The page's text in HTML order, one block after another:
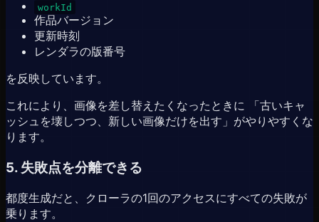
workId
作品バージョン
更新時刻
レンダラの版番号
を反映しています。
これにより、画像を差し替えたくなったときに 「古いキャ
ッシュを壊しつつ、新しい画像だけを出す」がやりやすくな
ります。
5. 失敗点を分離できる
都度生成だと、クローラの1回のアクセスにすべての失敗が
乗ります。